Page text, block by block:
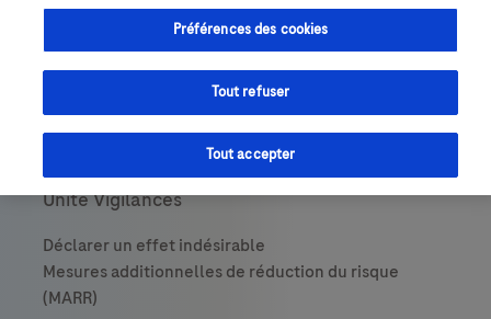
Unité Vigilances
Préférences des cookies
Tout refuser
Tout accepter